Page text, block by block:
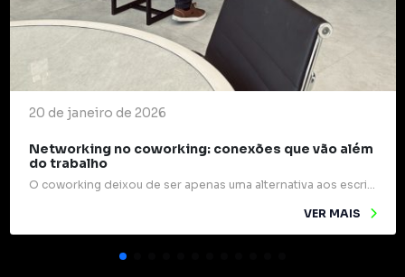
20 de janeiro de 2026
Networking no coworking: conexões que vão além
do trabalho
O coworking deixou de ser apenas uma alternativa aos escritórios tradicionais e passou a ocupar um papel estratégico na forma como profissionais e empresas se relacionam. Mais do que mesas compartilhadas e internet rápida, esses espaços são verdadeiros pontos de encontro para ideias, experiências e oportunidades. Um dos grandes diferenciais do coworking é o networking […]
VER MAIS